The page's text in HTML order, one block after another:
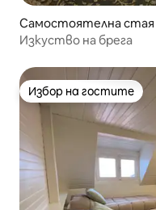
Самостоятелна стая
Изкуство на брега
Избор на гостите
Избор на гостите